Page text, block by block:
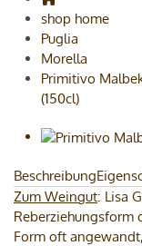
shop home
Puglia
Morella
Primitivo
(150cl)
Beschreibung
Zum Weingut: Lisa
Reberziehungsform
Form oft